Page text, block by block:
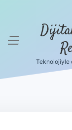
menüyü
Teknolojiyle